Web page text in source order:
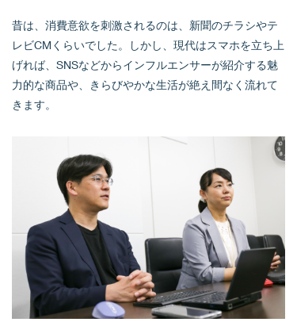
昔は、消費意欲を刺激されるのは、新聞のチラシやテ
レビCMくらいでした。しかし、現代はスマホを立ち上
げれば、SNSなどからインフルエンサーが紹介する魅
力的な商品や、きらびやかな生活が絶え間なく流れて
きます。